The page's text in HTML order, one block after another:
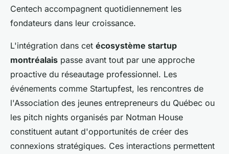
Centech accompagnent quotidiennement les
fondateurs dans leur croissance.
L'intégration dans cet écosystème startup
montréalais passe avant tout par une approche
proactive du réseautage professionnel. Les
événements comme Startupfest, les rencontres de
l'Association des jeunes entrepreneurs du Québec ou
les pitch nights organisés par Notman House
constituent autant d'opportunités de créer des
connexions stratégiques. Ces interactions permettent